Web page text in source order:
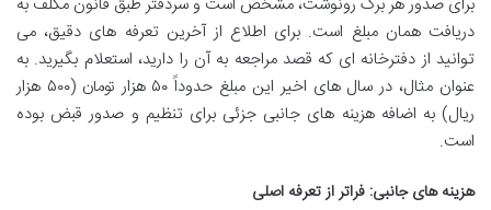
دریافت همان مبلغ است. برای اطلاع از آخرین تعرفه های دقیق، می
توانید از دفترخانه ای که قصد مراجعه به آن را دارید، استعلام بگیرید. به
عنوان مثال، در سال های اخیر این مبلغ حدوداً ۵۰ هزار تومان (۵۰۰ هزار
ریال) به اضافه هزینه های جانبی جزئی برای تنظیم و صدور قبض بوده
است.
هزینه های جانبی: فراتر از تعرفه اصلی